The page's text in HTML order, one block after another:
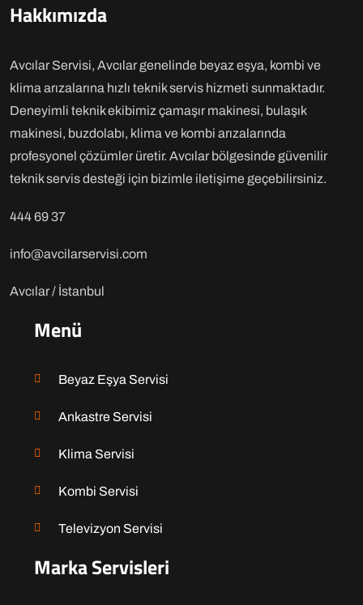
Hakkımızda
Avcılar Servisi, Avcılar genelinde beyaz eşya, kombi ve
klima arızalarına hızlı teknik servis hizmeti sunmaktadır.
Deneyimli teknik ekibimiz çamaşır makinesi, bulaşık
makinesi, buzdolabı, klima ve kombi arızalarında
profesyonel çözümler üretir. Avcılar bölgesinde güvenilir
teknik servis desteği için bizimle iletişime geçebilirsiniz.
444 69 37
info@avcilarservisi.com
Avcılar / İstanbul
Menü
Beyaz Eşya Servisi
Ankastre Servisi
Klima Servisi
Kombi Servisi
Televizyon Servisi
Marka Servisleri